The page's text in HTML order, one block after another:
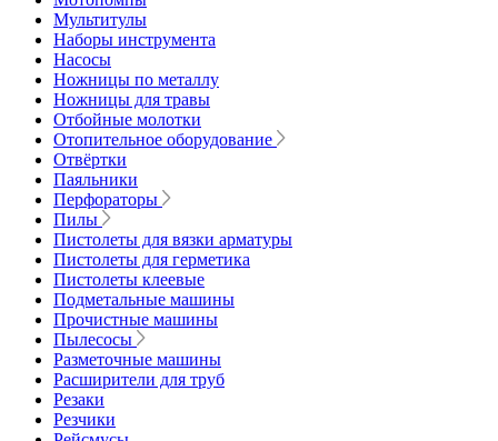
Мультитулы
Наборы инструмента
Насосы
Ножницы по металлу
Ножницы для травы
Отбойные молотки
Отопительное оборудование
Отвёртки
Паяльники
Перфораторы
Пилы
Пистолеты для вязки арматуры
Пистолеты для герметика
Пистолеты клеевые
Подметальные машины
Прочистные машины
Пылесосы
Разметочные машины
Расширители для труб
Резаки
Резчики